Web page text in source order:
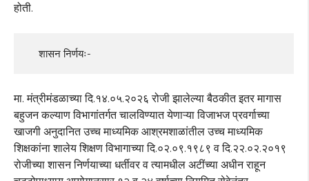
होती.
    शासन निर्णयः-
मा. मंत्रीमंडळाच्या दि.१४.०५.२०२६ रोजी झालेल्या बैठकीत इतर मागास
बहुजन कल्याण विभागांतर्गत चालविण्यात येणाऱ्या विजाभज प्रवर्गाच्या
खाजगी अनुदानित उच्च माध्यमिक आश्रमशाळांतील उच्च माध्यमिक
शिक्षकांना शालेय शिक्षण विभागाच्या दि.०२.०९.१९८९ व दि.२२.०२.२०१९
रोजीच्या शासन निर्णयाच्या धर्तीवर व त्यामधील अटींच्या अधीन राहून